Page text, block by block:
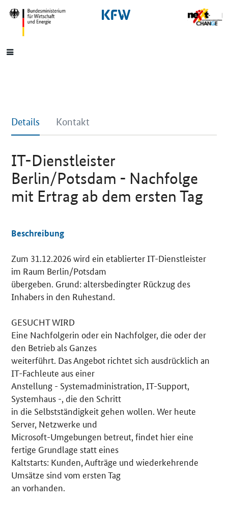
SrOnlyNavigation
Hauptmenü
Details Kontakt
IT-Dienstleister
Berlin/Potsdam - Nachfolge
mit Ertrag ab dem ersten Tag
Details
Beschreibung
Zum 31.12.2026 wird ein etablierter IT-Dienstleister
im Raum Berlin/Potsdam
übergeben. Grund: altersbedingter Rückzug des
Inhabers in den Ruhestand.
GESUCHT WIRD
Eine Nachfolgerin oder ein Nachfolger, die oder der
den Betrieb als Ganzes
weiterführt. Das Angebot richtet sich ausdrücklich an
IT-Fachleute aus einer
Anstellung - Systemadministration, IT-Support,
Systemhaus -, die den Schritt
in die Selbstständigkeit gehen wollen. Wer heute
Server, Netzwerke und
Microsoft-Umgebungen betreut, findet hier eine
fertige Grundlage statt eines
Kaltstarts: Kunden, Aufträge und wiederkehrende
Umsätze sind vom ersten Tag
an vorhanden.